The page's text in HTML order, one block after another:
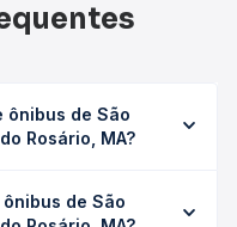
ônibus de São
Rosário, MA?
57h, podendo variar
de São